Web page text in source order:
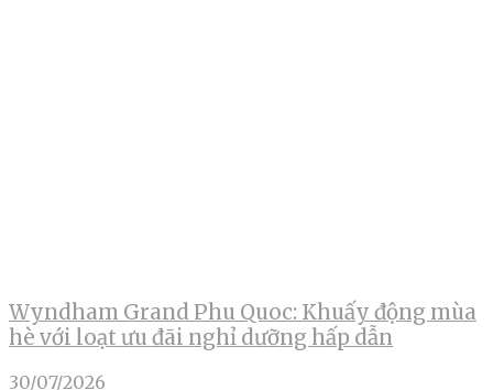
Wyndham Grand Phu Quoc: Khuấy động mùa
hè với loạt ưu đãi nghỉ dưỡng hấp dẫn
30/07/2026